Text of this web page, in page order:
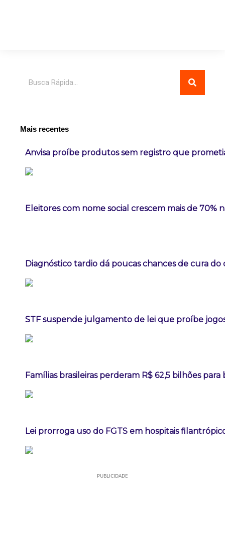
Mais recentes
Anvisa proíbe produtos sem registro que
Eleitores com nome social crescem mais de 70%
Diagnóstico tardio dá poucas chances de cura
STF suspende julgamento de lei que proíbe
Famílias brasileiras perderam R$ 62,5 bilhões
Lei prorroga uso do FGTS em hospitais
PUBLICIDADE